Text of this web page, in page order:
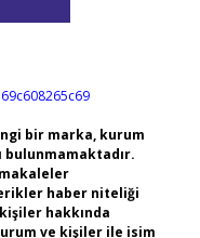
bir marka, kurum
bulunmamaktadır.
makaleler
haber niteliği
hakkında
ve kişiler ile isim